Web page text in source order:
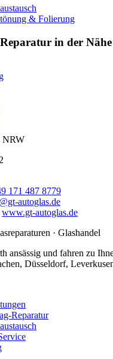
& Folierung
in der Nähe
171 487 8779
autoglas.de
www.gt-autoglas.de
· Glashandel
ansässig und fahren zu
Düsseldorf,
Reparatur